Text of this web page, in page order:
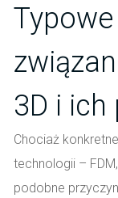
3D i ich
Chociaż
technologii –
podobne